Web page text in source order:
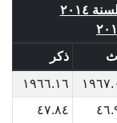
٢٠١٤
ذكر
١٩٦٦.١٦
٤٧.٨٤